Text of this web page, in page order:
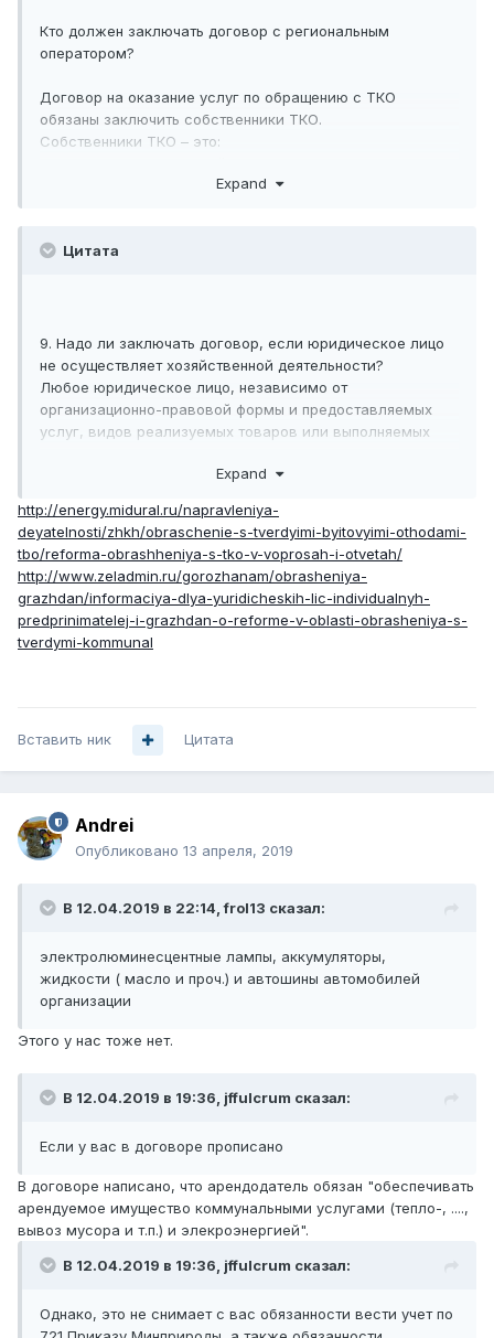
Кто должен заключать договор с региональным
оператором?
Договор на оказание услуг по обращению с ТКО
обязаны заключить собственники ТКО.
Собственники ТКО – это:
собственники частных домовладений,
которых образуются ТКО.
С Региональным оператором договор можно заключить
как через организацию, оказывающую услуги по
управлению МКД (управляющие компании, ТСЖ, ЖСК и
т.п.), так и напрямую (прямой договор).
Expand
Цитата
9. Надо ли заключать договор, если юридическое лицо
не осуществляет хозяйственной деятельности?
Любое юридическое лицо, независимо от
организационно-правовой формы и предоставляемых
услуг, видов реализуемых товаров или выполняемых
санитарные требования, в том числе вовремя вывозить
происхождения. Обязанность юридических лиц
заключить договоры на вывоз твердых коммунальных
отходов определена федеральным законодательством.
Expand
http://energy.midural.ru/napravleniya-
deyatelnosti/zhkh/obraschenie-s-tverdyimi-byitovyimi-othodami-
tbo/reforma-obrashheniya-s-tko-v-voprosah-i-otvetah/
http://www.zeladmin.ru/gorozhanam/obrasheniya-
grazhdan/informaciya-dlya-yuridicheskih-lic-individualnyh-
predprinimatelej-i-grazhdan-o-reforme-v-oblasti-obrasheniya-s-
tverdymi-kommunal
Вставить ник Цитата
Andrei
Опубликовано 13 апреля, 2019
В 12.04.2019 в 22:14,frol13 сказал:
электролюминесцентные лампы, аккумуляторы,
жидкости ( масло и проч.) и автошины автомобилей
организации
Этого у нас тоже нет.
В 12.04.2019 в 19:36, jffulcrum сказал:
Если у вас в договоре прописано
В договоре написано, что арендодатель обязан "обеспечивать
арендуемое имущество коммунальными услугами (тепло-, ....,
вывоз мусора и т.п.) и элекроэнергией".
В 12.04.2019 в 19:36, jffulcrum сказал:
Однако, это не снимает с вас обязанности вести учет по